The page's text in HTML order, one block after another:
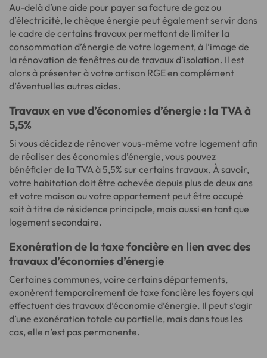
Au-delà d’une aide pour payer sa facture de gaz ou
d’électricité, le chèque énergie peut également servir dans
le cadre de certains travaux permettant de limiter la
consommation d’énergie de votre logement, à l’image de
la rénovation de fenêtres ou de travaux d’isolation. Il est
alors à présenter à votre artisan RGE en complément
d’éventuelles autres aides.
Travaux en vue d’économies d’énergie : la TVA à
5,5%
Si vous décidez de rénover vous-même votre logement afin
de réaliser des économies d’énergie, vous pouvez
bénéficier de la TVA à 5,5% sur certains travaux. À savoir,
votre habitation doit être achevée depuis plus de deux ans
et votre maison ou votre appartement peut être occupé
soit à titre de résidence principale, mais aussi en tant que
logement secondaire.
Exonération de la taxe foncière en lien avec des
travaux d’économies d’énergie
Certaines communes, voire certains départements,
exonèrent temporairement de taxe foncière les foyers qui
effectuent des travaux d’économie d’énergie. Il peut s’agir
d’une exonération totale ou partielle, mais dans tous les
cas, elle n’est pas permanente.